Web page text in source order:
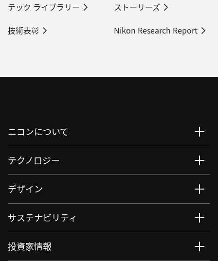
テック ライブラリー
ストーリーズ
技術表彰
Nikon Research Report
ニコンについて
テクノロジー
デザイン
サステナビリティ
投資家情報